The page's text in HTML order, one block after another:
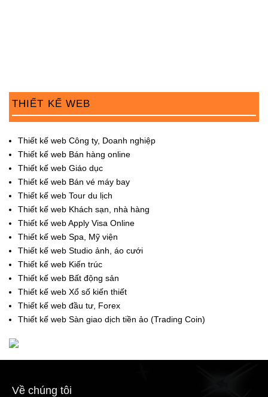
THIẾT KẾ WEB
Thiết kế web Công ty, Doanh nghiệp
Thiết kế web Bán hàng online
Thiết kế web Giáo dục
Thiết kế web Bán vé máy bay
Thiết kế web Tour du lịch
Thiết kế web Khách sạn, nhà hàng
Thiết kế web Apply Visa Online
Thiết kế web Spa, Mỹ viện
Thiết kế web Studio ảnh, áo cưới
Thiết kế web Kiến trúc
Thiết kế web Bất động sản
Thiết kế web Xổ số kiến thiết
Thiết kế web đầu tư, Forex
Thiết kế web Sàn giao dịch tiền ảo (Trading Coin)
Về chúng tôi